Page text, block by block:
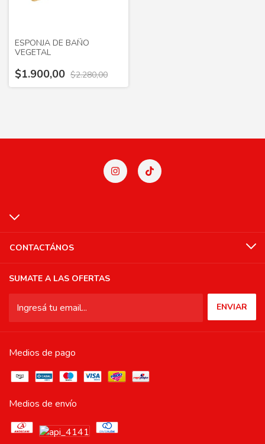
ESPONJA DE BAÑO
VEGETAL
$1.900,00 $2.280,00
CONTACTÁNOS
SUMATE A LAS OFERTAS
Medios de pago
Medios de envío